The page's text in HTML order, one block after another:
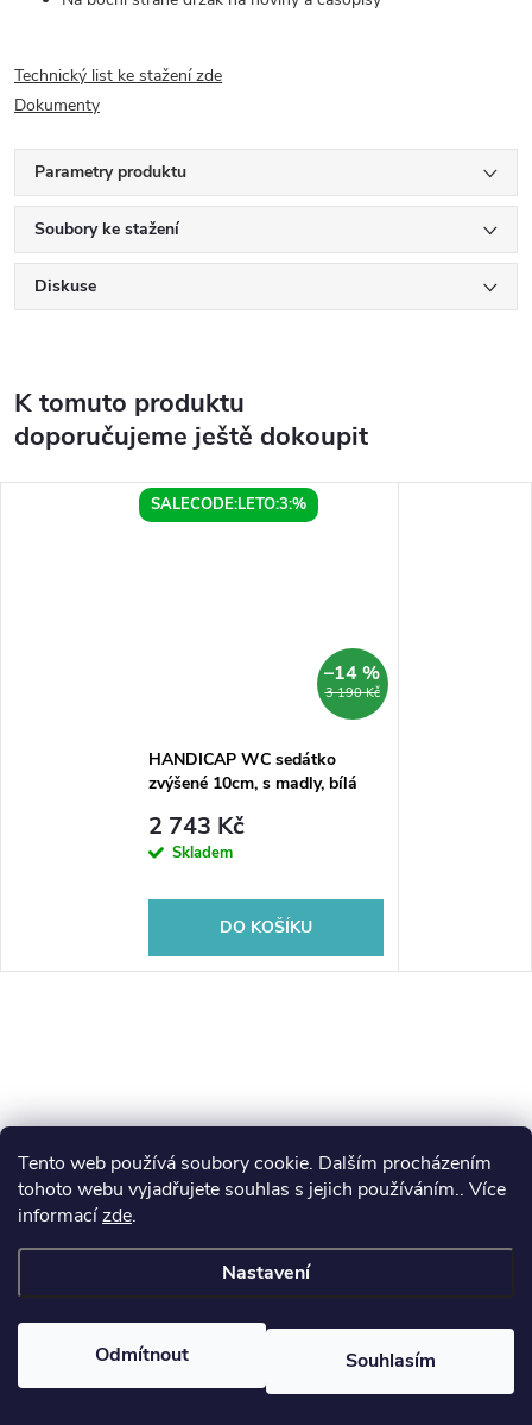
Tento web používá soubory cookie. Dalším procházením
tohoto webu vyjadřujete souhlas s jejich používáním.. Více
informacízde.
Nastavení
Odmítnout Souhlasím
Technický list ke stažení zde
Dokumenty
Parametry produktu
Soubory ke stažení
Diskuse
K tomuto produktu
doporučujeme ještě dokoupit
SALECODE:LETO:3:%
3 190 Kč
–14 %
HANDICAP WC sedátko
zvýšené 10cm, s madly, bílá
2 743 Kč
Skladem
DO KOŠÍKU
Z
á
p
a
koupelny-sanita.cz kupelne-online.sk
eshopsanita.cz. Všechna práva vyhrazena.